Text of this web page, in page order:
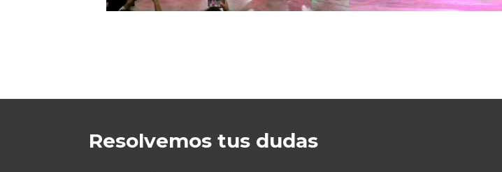
Resolvemos tus dudas